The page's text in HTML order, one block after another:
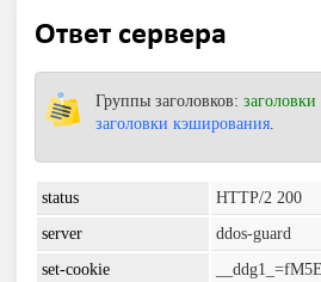
Ответ сервера
Группы заголовков:заголовки
заголовки кэширования
status
HTTP/2 200
server
ddos-guard
set-cookie